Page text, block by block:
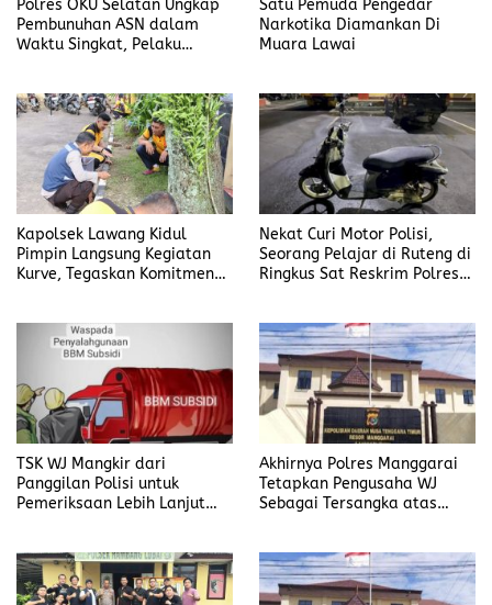
Polres OKU Selatan Ungkap
Pembunuhan ASN dalam
Waktu Singkat, Pelaku
Satu Pemuda Pengedar
Narkotika Diamankan Di
Muara Lawai
Kapolsek Lawang Kidul
Pimpin Langsung Kegiatan
Kurve, Tegaskan Komitmen
Nekat Curi Motor Polisi,
Seorang Pelajar di Ruteng di
Ringkus Sat Reskrim Polres
TSK WJ Mangkir dari
Panggilan Polisi untuk
Pemeriksaan Lebih Lanjut
Apa?
Akhirnya Polres Manggarai
Tetapkan Pengusaha WJ
Sebagai Tersangka atas